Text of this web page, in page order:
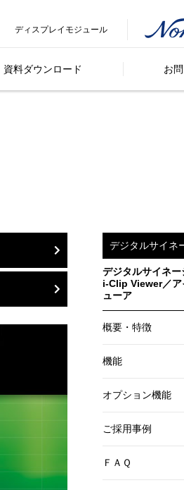
ディスプレイモジュール
資料ダウンロード お
デジタルサイネ
デジタルサイネー
i-Clip Viewer／ア
ューア
概要・特徴
機能
オプション機能
ご採用事例
ＦＡＱ